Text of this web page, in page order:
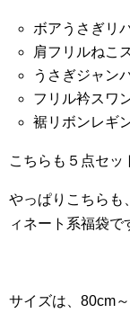
ボアうさぎリ
肩フリルねこ
うさぎジャン
フリル衿スワ
裾リボンレギ
こちらも５点セッ
やっぱりこちらも
ィネート系福袋で
サイズは、80cm